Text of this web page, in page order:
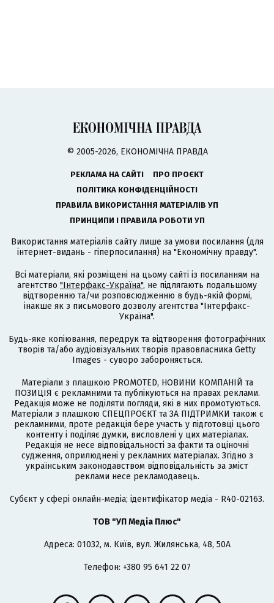
© 2005-2026, ЕКОНОМІЧНА ПРАВДА
РЕКЛАМА НА САЙТІ
ПРО ПРОЄКТ
ПОЛІТИКА КОНФІДЕНЦІЙНОСТІ
ПРАВИЛА ВИКОРИСТАННЯ МАТЕРІАЛІВ УП
ПРИНЦИПИ І ПРАВИЛА РОБОТИ УП
Використання матеріалів сайту лише за умови посилання (для
інтернет-видань - гіперпосилання) на "Економічну правду".
Всі матеріали, які розміщені на цьому сайті із посиланням на
агентство "Інтерфакс-Україна", не підлягають подальшому
відтворенню та/чи розповсюдженню в будь-якій формі,
інакше як з письмового дозволу агентства "Інтерфакс-
Україна".
Будь-яке копіювання, передрук та відтворення фотографічних
творів та/або аудіовізуальних творів правовласника Getty
Images - суворо забороняється.
Матеріали з плашкою PROMOTED, НОВИНИ КОМПАНІЙ та
ПОЗИЦІЯ є рекламними та публікуються на правах реклами.
Редакція може не поділяти погляди, які в них промотуються.
Матеріали з плашкою СПЕЦПРОЄКТ та ЗА ПІДТРИМКИ також є
рекламними, проте редакція бере участь у підготовці цього
контенту і поділяє думки, висловлені у цих матеріалах.
Редакція не несе відповідальності за факти та оціночні
судження, оприлюднені у рекламних матеріалах. Згідно з
українським законодавством відповідальність за зміст
реклами несе рекламодавець.
Cубєкт у сфері онлайн-медіа; ідентифікатор медіа - R40-02163.
ТОВ "УП Медіа Плюс"
Адреса: 01032, м. Київ, вул. Жилянська, 48, 50А
Телефон: +380 95 641 22 07